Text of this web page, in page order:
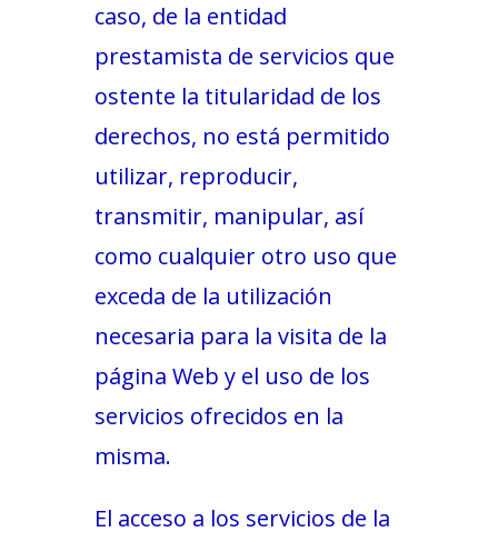
caso, de la entidad
prestamista de servicios que
ostente la titularidad de los
derechos, no está permitido
utilizar, reproducir,
transmitir, manipular, así
como cualquier otro uso que
exceda de la utilización
necesaria para la visita de la
página Web y el uso de los
servicios ofrecidos en la
misma.
El acceso a los servicios de la